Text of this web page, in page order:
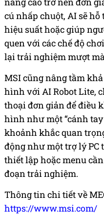
cú nhấp chuột, AI sẽ
hiệu suất hoặc giúp
quen với các chế độ
lại trải nghiệm mượt
MSI cũng nâng tầm
hình với AI Robot Lite,
thoại đơn giản để điều
hình như một “cánh
khoảnh khắc quan
động như một trợ lý
thiết lập hoặc menu
đoạn trải nghiệm.
Thông tin chi tiết về
https://www.msi.com/